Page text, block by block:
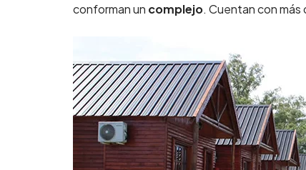
conforman un complejo. Cuentan con